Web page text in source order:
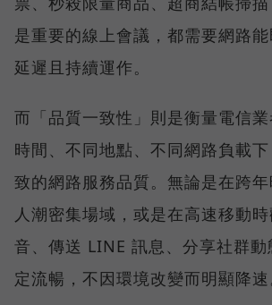
是重要的線上會議，都需要網路
延遲且持續運作。
而「品質一致性」則是衡量電信
時間、不同地點、不同網路負載
致的網路服務品質。無論是在跨
人潮密集場域，或是在高速移動
音、傳送 LINE 訊息、分享社群
定流暢，不因環境改變而明顯降速